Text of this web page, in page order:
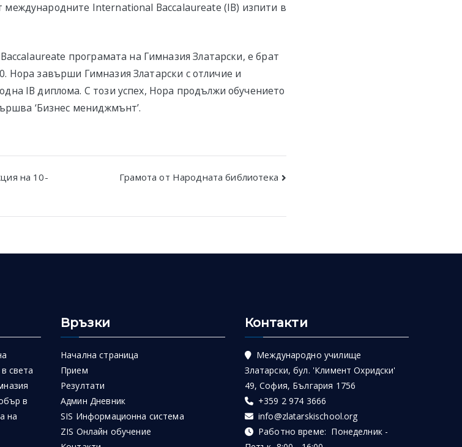
международните International Baccalaureate (IB) изпити в
програмата на Гимназия Златарски, е брат
Нора завърши Гимназия Златарски с отличие и
IB диплома. С този успех, Нора продължи обучението
‘Бизнес мениджмънт’.
на 10-
Грамота от Народната библиотека
света
в
на
Връзки
Начална страница
Прием
Резултати
Админ Дневник
SIS Информационна система
ZIS Онлайн обучение
Контакти
Международно училище
Златарски, бул. 'Климент Охридски'
49, София, България 1756
+359 2 974 3666
info@zlatarskischool.org
Работно време: Понеделник -